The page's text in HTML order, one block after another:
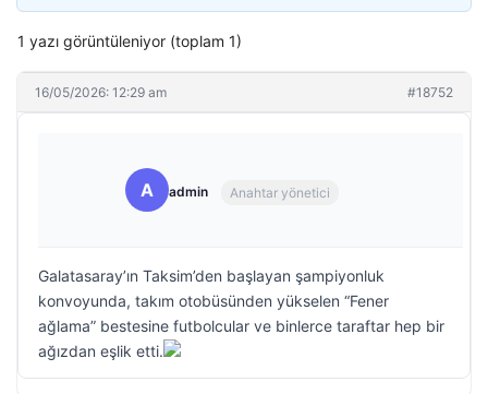
1 yazı görüntüleniyor (toplam 1)
16/05/2026: 12:29 am #18752
A admin Anahtar yönetici
Galatasaray’ın Taksim’den başlayan şampiyonluk
konvoyunda, takım otobüsünden yükselen “Fener
ağlama” bestesine futbolcular ve binlerce taraftar hep bir
ağızdan eşlik etti.